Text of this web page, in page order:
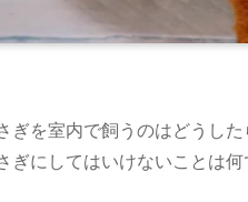
ぎを室内で飼うのはどうした
ぎにしてはいけないことは何